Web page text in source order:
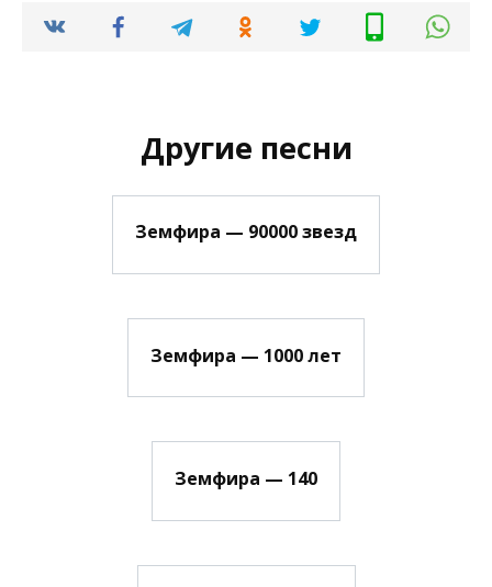
Другие песни
Земфира — 90000 звезд
Земфира — 1000 лет
Земфира — 140